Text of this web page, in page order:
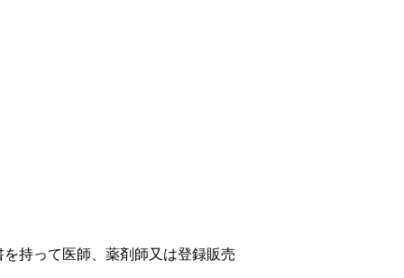
持って医師、薬剤師又は登録販売